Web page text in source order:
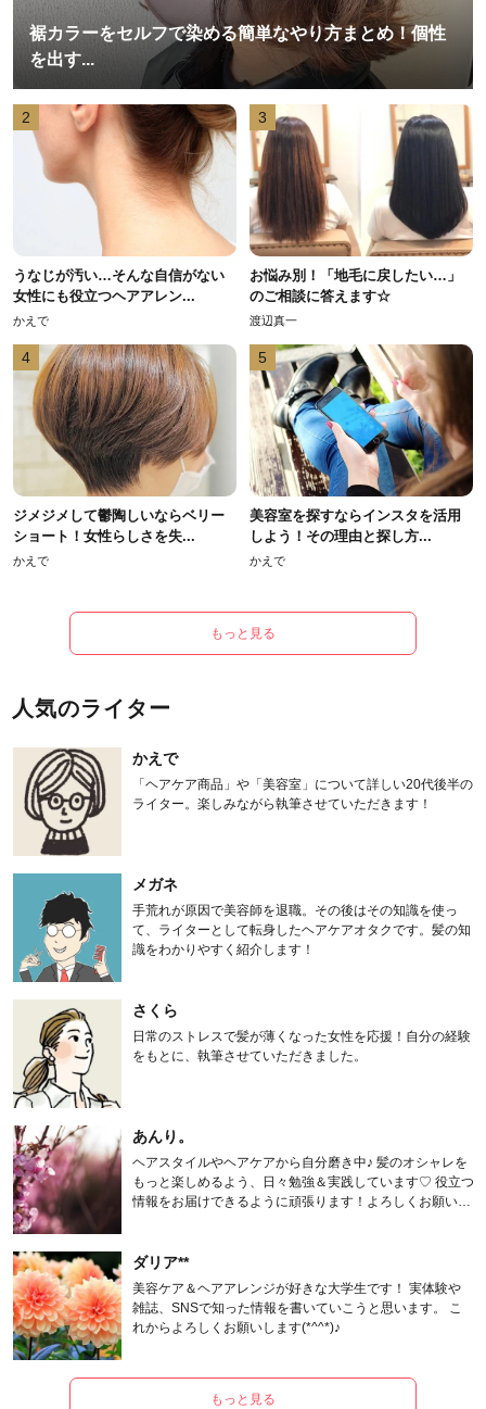
裾カラーをセルフで染める簡単なやり方まとめ！個性
を出す...
2
うなじが汚い…そんな自信がない
女性にも役立つヘアアレン...
かえで
3
お悩み別！「地毛に戻したい…」
のご相談に答えます☆
渡辺真一
4
ジメジメして鬱陶しいならベリー
ショート！女性らしさを失...
かえで
5
美容室を探すならインスタを活用
しよう！その理由と探し方...
かえで
もっと見る
人気のライター
かえで
「ヘアケア商品」や「美容室」について詳しい20代後半の
ライター。楽しみながら執筆させていただきます！
メガネ
手荒れが原因で美容師を退職。その後はその知識を使っ
て、ライターとして転身したヘアケアオタクです。髪の知
識をわかりやすく紹介します！
さくら
日常のストレスで髪が薄くなった女性を応援！自分の経験
をもとに、執筆させていただきました。
あんり。
ヘアスタイルやヘアケアから自分磨き中♪ 髪のオシャレを
もっと楽しめるよう、日々勉強＆実践しています♡ 役立つ
情報をお届けできるように頑張ります！よろしくお願いし
ダリア**
美容ケア＆ヘアアレンジが好きな大学生です！ 実体験や
雑誌、SNSで知った情報を書いていこうと思います。 こ
れからよろしくお願いします(*^^*)♪
もっと見る